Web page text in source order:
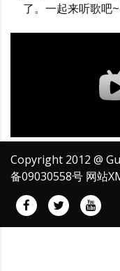
了。一起来听歌
Copyright 2012 @
备09030558号 网站